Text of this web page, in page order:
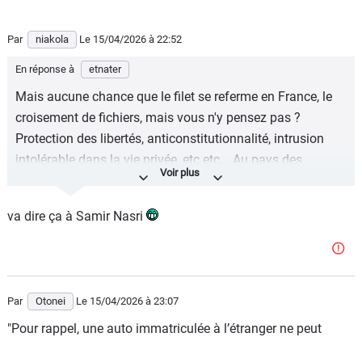
Par niakola Le 15/04/2026 à 22:52
En réponse à etnater
Mais aucune chance que le filet se referme en France, le
croisement de fichiers, mais vous n'y pensez pas ?
Protection des libertés, anticonstitutionnalité, intrusion
intolérable dans la vie privée, etc etc... Au pays des
bisounours, pour les truands, c'est open bar, les lois ne
km en trop..
va dire ça à Samir Nasri
Par Otonei Le 15/04/2026 à 23:07
"Pour rappel, une auto immatriculée à l’étranger ne peut